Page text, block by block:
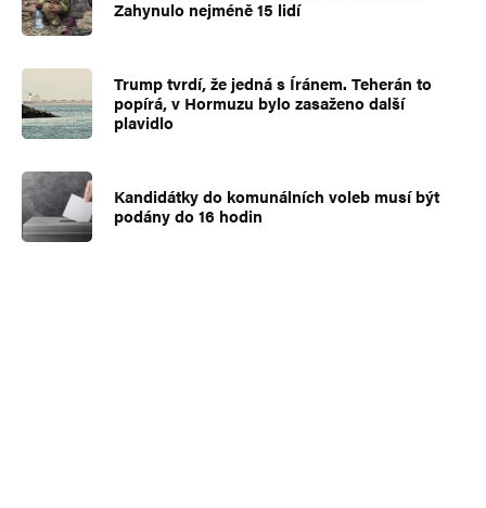
Zahynulo nejméně 15 lidí
Trump tvrdí, že jedná s Íránem. Teherán to
popírá, v Hormuzu bylo zasaženo další
plavidlo
Kandidátky do komunálních voleb musí být
podány do 16 hodin